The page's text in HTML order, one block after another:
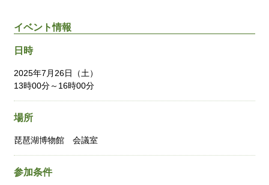
イベント情報
日時
2025年7月26日（土）
13時00分～16時00分
場所
琵琶湖博物館 会議室
参加条件